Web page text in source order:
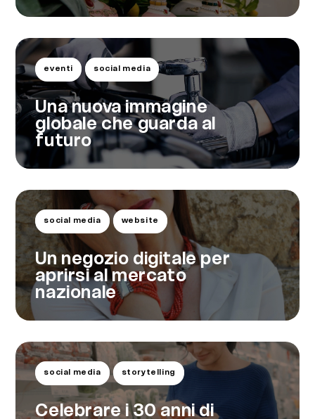
eventi social media
Una nuova immagine
globale che guarda al
futuro
social media website
Un negozio digitale per
aprirsi al mercato
nazionale
social media storytelling
Celebrare i 30 anni di